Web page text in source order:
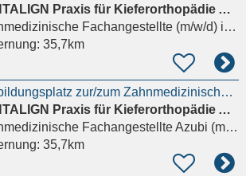
DENTALIGN Praxis für Kieferorthopädie Ah-Rum Kim
Fachangestellte (m/w/d)in Frankfurt am Main
35,7km
Ausbildungsplatz zur/zum Zahnmedizinischen Fachangestellten (m/w/d) - Praxis in Frankfurt
DENTALIGN Praxis für Kieferorthopädie Ah-Rum Kim
Zahnmedizinische Fachangestellte Azubi (m/w/d)
35,7km